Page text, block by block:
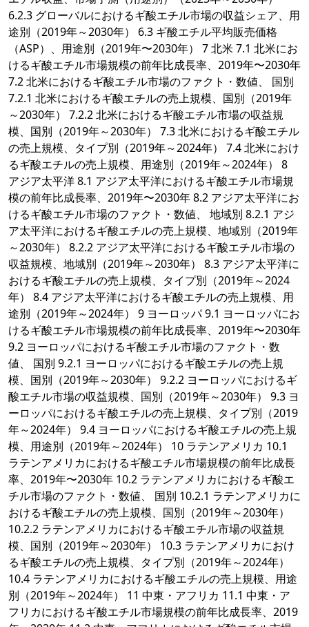
6.2.3 グローバルにおけるギ酸エチル市場の収益シェア、用
途別（2019年～2030年） 6.3 ギ酸エチル平均販売価格
（ASP）、用途別（2019年〜2030年） 7 北米 7.1 北米にお
けるギ酸エチル市場規模の前年比成長率、2019年〜2030年
7.2 北米におけるギ酸エチル市場のファクト・数値、 国別
7.2.1 北米におけるギ酸エチルの売上規模、国別（2019年
～2030年） 7.2.2 北米におけるギ酸エチル市場の収益規
模、国別（2019年～2030年） 7.3 北米におけるギ酸エチル
の売上規模、タイプ別（2019年～2024年） 7.4 北米におけ
るギ酸エチルの売上規模、用途別（2019年～2024年） 8
アジア太平洋 8.1 アジア太平洋におけるギ酸エチル市場規
模の前年比成長率、2019年〜2030年 8.2 アジア太平洋にお
けるギ酸エチル市場のファクト・数値、 地域別 8.2.1 アジ
ア太平洋におけるギ酸エチルの売上規模、地域別（2019年
～2030年） 8.2.2 アジア太平洋におけるギ酸エチル市場の
収益規模、地域別（2019年～2030年） 8.3 アジア太平洋に
おけるギ酸エチルの売上規模、タイプ別（2019年～2024
年） 8.4 アジア太平洋におけるギ酸エチルの売上規模、用
途別（2019年～2024年） 9 ヨーロッパ 9.1 ヨーロッパにお
けるギ酸エチル市場規模の前年比成長率、2019年〜2030年
9.2 ヨーロッパにおけるギ酸エチル市場のファクト・数
値、 国別 9.2.1 ヨーロッパにおけるギ酸エチルの売上規
模、国別（2019年～2030年） 9.2.2 ヨーロッパにおけるギ
酸エチル市場の収益規模、国別（2019年～2030年） 9.3 ヨ
ーロッパにおけるギ酸エチルの売上規模、タイプ別（2019
年～2024年） 9.4 ヨーロッパにおけるギ酸エチルの売上規
模、用途別（2019年～2024年） 10 ラテンアメリカ 10.1
ラテンアメリカにおけるギ酸エチル市場規模の前年比成長
率、2019年〜2030年 10.2 ラテンアメリカにおけるギ酸エ
チル市場のファクト・数値、 国別 10.2.1 ラテンアメリカに
おけるギ酸エチルの売上規模、国別（2019年～2030年）
10.2.2 ラテンアメリカにおけるギ酸エチル市場の収益規
模、国別（2019年～2030年） 10.3 ラテンアメリカにおけ
るギ酸エチルの売上規模、タイプ別（2019年～2024年）
10.4 ラテンアメリカにおけるギ酸エチルの売上規模、用途
別（2019年～2024年） 11 中東・アフリカ 11.1 中東・ア
フリカにおけるギ酸エチル市場規模の前年比成長率、2019